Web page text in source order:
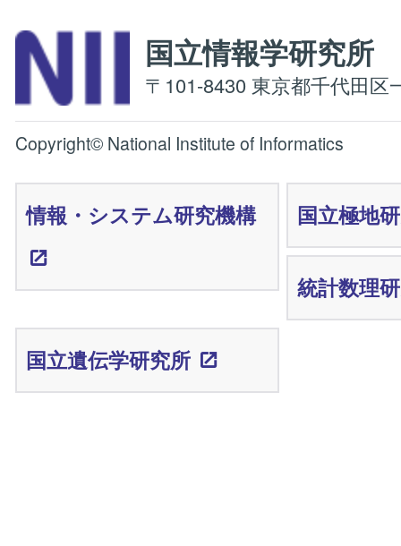
国立情報学研究
〒101-8430 東京都千代田区
Copyright© National Institute of Informatics
情報・システム研究機構 国立極地
統計数理
国立遺伝学研究所